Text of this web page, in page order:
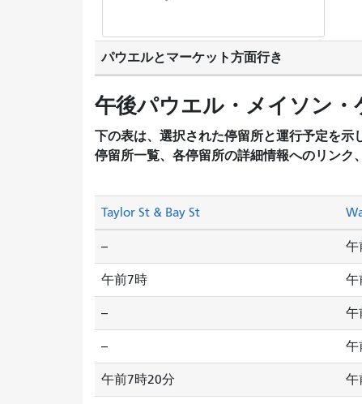
パウエルとマーケット方面行き
午後パウエル・メイソン
下の表は、選択された停留所と運行予定を示
停留所一覧、各停留所の詳細情報へのリン
Taylor St & Bay St
-- 午
午前7時 午
-- 午
-- 午
午前7時20分 午